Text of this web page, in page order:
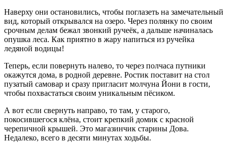
Наверху они остановились, чтобы поглазеть на замечательный
вид, который открывался на озеро. Через полянку по своим
срочным делам бежал звонкий ручеёк, а дальше начиналась
опушка леса. Как приятно в жару напиться из ручейка
ледяной водицы!
Теперь, если повернуть налево, то через полчаса путники
окажутся дома, в родной деревне. Ростик поставит на стол
пузатый самовар и сразу пригласит молчуна Йони в гости,
чтобы похвастаться своим уникальным пёсиком.
А вот если свернуть направо, то там, у старого,
покосившегося клёна, стоит крепкий домик с красной
черепичной крышей. Это магазинчик старины Дова.
Недалеко, всего в десяти минутах ходьбы.